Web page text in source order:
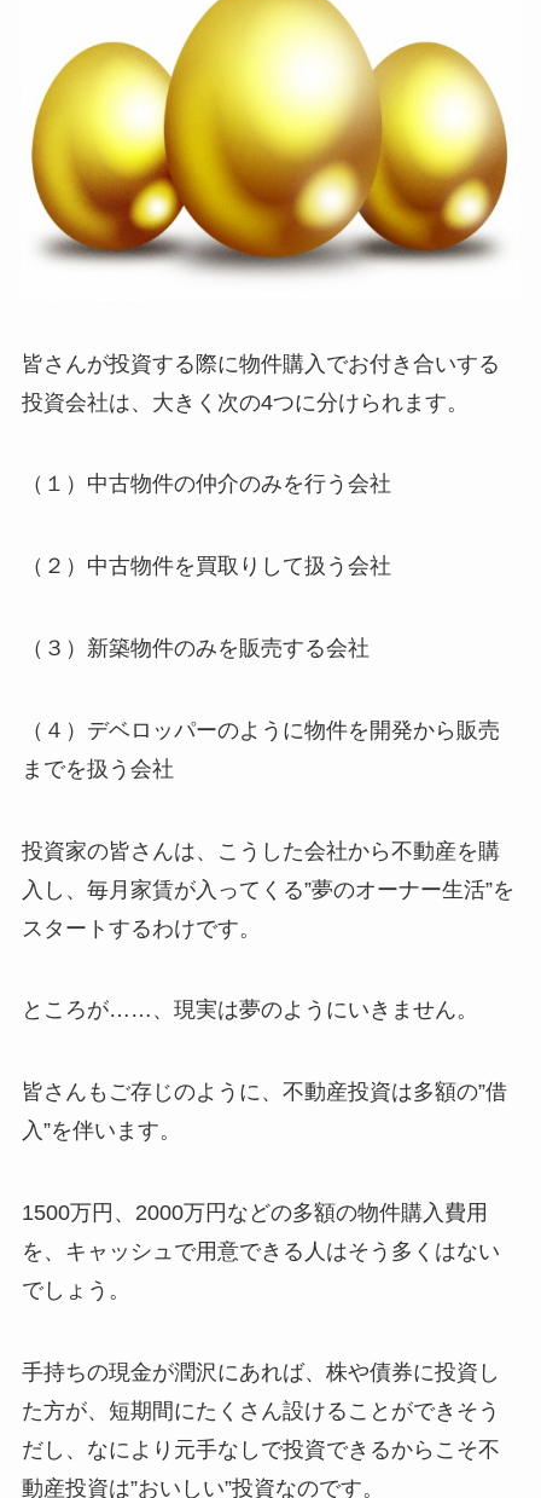
皆さんが投資する際に物件購入でお付き合いする
投資会社は、大きく次の4つに分けられます。
（１）中古物件の仲介のみを行う会社
（２）中古物件を買取りして扱う会社
（３）新築物件のみを販売する会社
（４）デベロッパーのように物件を開発から販売
までを扱う会社
投資家の皆さんは、こうした会社から不動産を購
入し、毎月家賃が入ってくる”夢のオーナー生活”を
スタートするわけです。
ところが……、現実は夢のようにいきません。
皆さんもご存じのように、不動産投資は多額の”借
入”を伴います。
1500万円、2000万円などの多額の物件購入費用
を、キャッシュで用意できる人はそう多くはない
でしょう。
手持ちの現金が潤沢にあれば、株や債券に投資し
た方が、短期間にたくさん設けることができそう
だし、なにより元手なしで投資できるからこそ不
動産投資は”おいしい”投資なのです。